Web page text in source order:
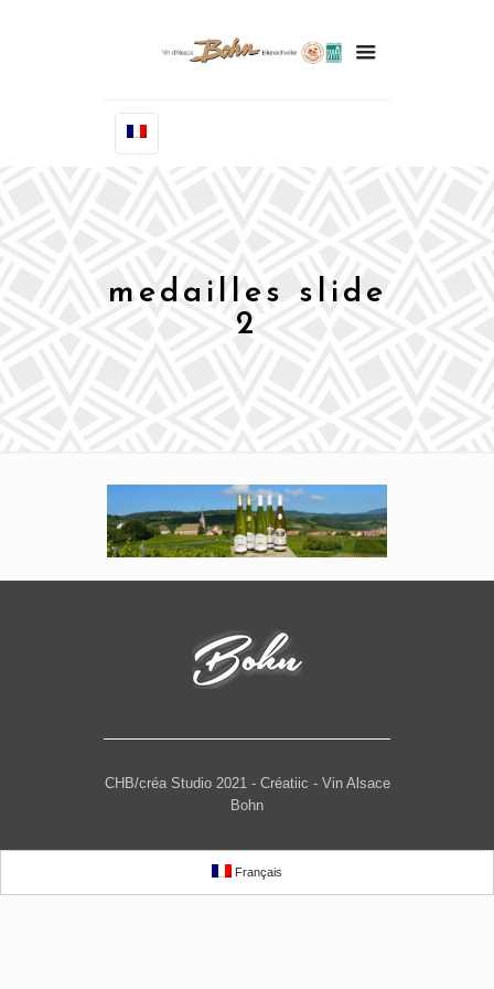
medailles slide
2
CHB/créa Studio 2021 - Créatiic - Vin Alsace
Bohn
Français